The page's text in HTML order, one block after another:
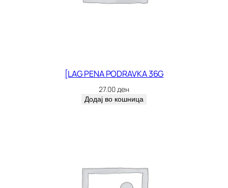
[LAG PENA PODRAVKA 36G
27.00ден
Додај во кошница